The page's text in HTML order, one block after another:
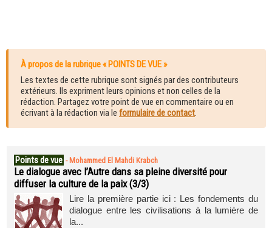
À propos de la rubrique « POINTS DE VUE »
Les textes de cette rubrique sont signés par des contributeurs
extérieurs. Ils expriment leurs opinions et non celles de la
rédaction. Partagez votre point de vue en commentaire ou en
écrivant à la rédaction via le formulaire de contact.
Points de vue - Mohammed El Mahdi Krabch
Le dialogue avec l’Autre dans sa pleine diversité pour
diffuser la culture de la paix (3/3)
Lire la première partie ici : Les fondements du
dialogue entre les civilisations à la lumière de
la...